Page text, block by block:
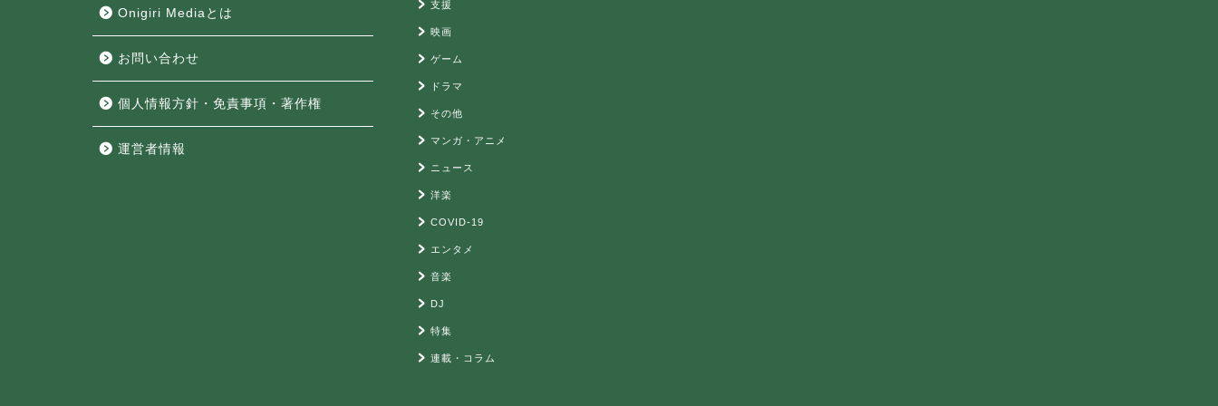
Onigiri Mediaとは
お問い合わせ
個人情報方針・免責事項・著作権
運営者情報
支援
映画
ゲーム
ドラマ
その他
マンガ・アニメ
ニュース
洋楽
COVID-19
エンタメ
音楽
DJ
特集
連載・コラム